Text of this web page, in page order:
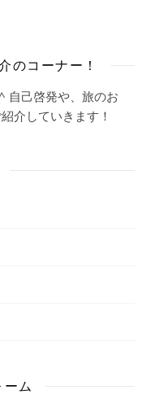
のコーナー！
自己啓発や、旅のお
介していきます！
ム